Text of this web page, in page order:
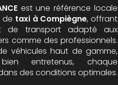
est une référence locale
de taxi à Compiègne, offrant
de transport adapté aux
comme des professionnels.
véhicules haut de gamme,
entretenus, chaque
des conditions optimales.